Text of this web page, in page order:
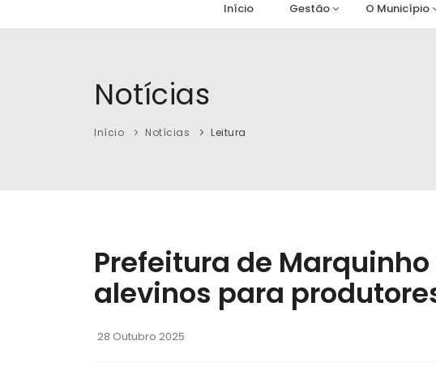
Início Gestão O Município
Notícias
Início Notícias Leitura
Prefeitura de
alevinos para
28 Outubro 2025